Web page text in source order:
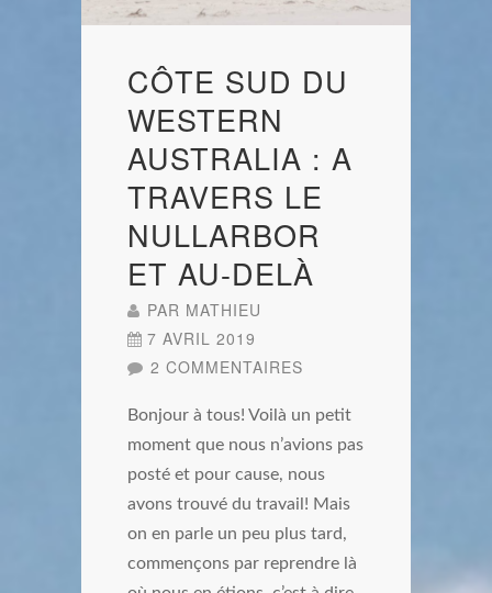
CÔTE SUD DU
WESTERN
AUSTRALIA : A
TRAVERS LE
NULLARBOR
ET AU-DELÀ
PAR MATHIEU
7 AVRIL 2019
2 COMMENTAIRES
Bonjour à tous! Voilà un petit
moment que nous n’avions pas
posté et pour cause, nous
avons trouvé du travail! Mais
on en parle un peu plus tard,
commençons par reprendre là